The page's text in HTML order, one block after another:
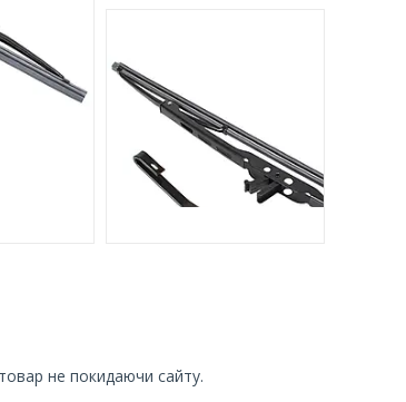
не покидаючи сайту.